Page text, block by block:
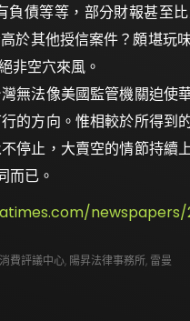
債等等，部分財報甚至
於其他授信案件？頗堪玩
非空穴來風。
無法像美國監管機關迫使
的方向。惟相較於所得到
停止，大賣空的情節持續
而已。
newspapers/
費評議中心, 陽昇法律事務所, 雷曼